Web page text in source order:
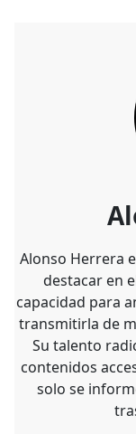
Alonso Herrera
destacar en
capacidad para
transmitirla de
Su talento
contenidos
solo se